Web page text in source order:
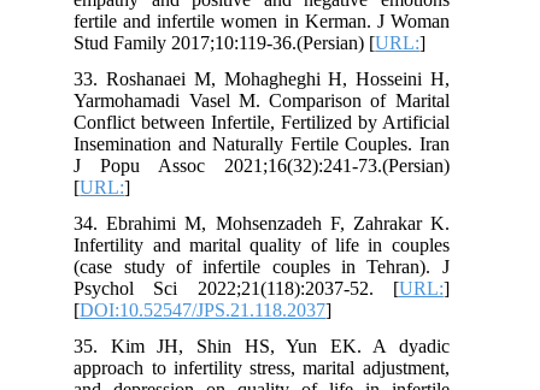
fertile and infertile women in Kerman. J Woman
Stud Family 2017;10:119-36.(Persian) [URL:
33. Roshanaei M, Mohagheghi H, Hosseini H,
Yarmohamadi Vasel M. Comparison of Marital
Conflict between Infertile, Fertilized by Artificial
Insemination and Naturally Fertile Couples. Iran
J Popu Assoc 2021;16(32):241-73.(Persian)
[URL:
34. Ebrahimi M, Mohsenzadeh F, Zahrakar K.
Infertility and marital quality of life in couples
(case study of infertile couples in Tehran). J
Psychol Sci 2022;21(118):2037-52. [URL:
[DOI:10.52547/JPS.21.118.2037
35. Kim JH, Shin HS, Yun EK. A dyadic
approach to infertility stress, marital adjustment,